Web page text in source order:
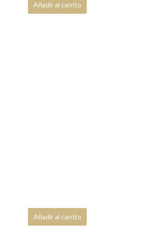
Añadir al carrito
Añadir al carrito